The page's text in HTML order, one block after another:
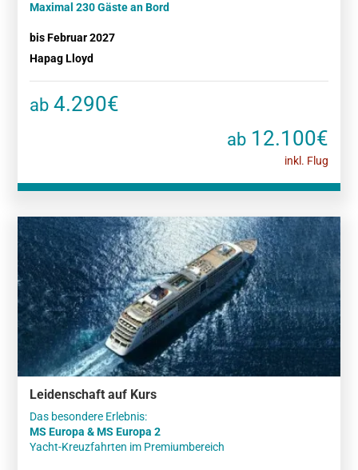
Maximal 230 Gäste an Bord
bis Februar 2027
Hapag Lloyd
ab 4.290€
ab12.100€
inkl. Flug
Leidenschaft auf Kurs
MS Europa & MS Europa 2
Yacht-Kreuzfahrten im Premiumbereich